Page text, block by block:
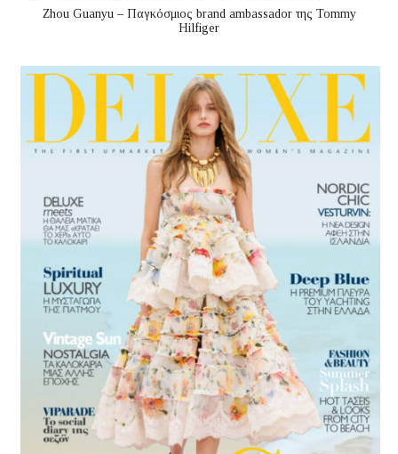
Zhou Guanyu – Παγκόσμιος brand ambassador της Tommy
Hilfiger